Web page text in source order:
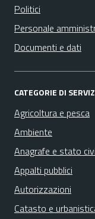
Politici
Personale
Documenti e dati
CATEGORIE DI
Agricoltura e pesca
Ambiente
Anagrafe e stato
Appalti pubblici
Autorizzazioni
Catasto e